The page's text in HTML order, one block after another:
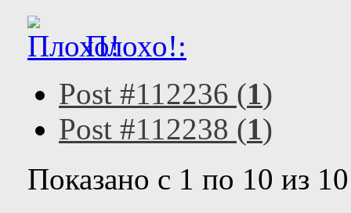
Плохо!:
Post #112236 (1)
Post #112238 (1)
Показано с 1 по 10 из 10